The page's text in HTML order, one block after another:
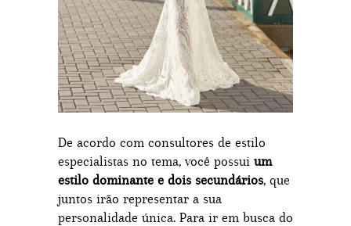
De acordo com consultores de estilo
especialistas no tema, você possui um
estilo dominante e dois secundários, que
juntos irão representar a sua
personalidade única. Para ir em busca do